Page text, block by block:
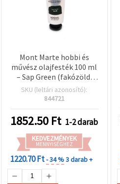
Mont Marte hobbi és
művész olajfesték 100 ml
– Sap Green (fakózöld,
olajalapú mélyzöld)
SKU (leltári azonosító):
844721
1852.50 Ft 1-2 darab
KEDVEZMÉNYEK
MENNYISÉGHEZ
1220.70 Ft- 34 %3 darab +